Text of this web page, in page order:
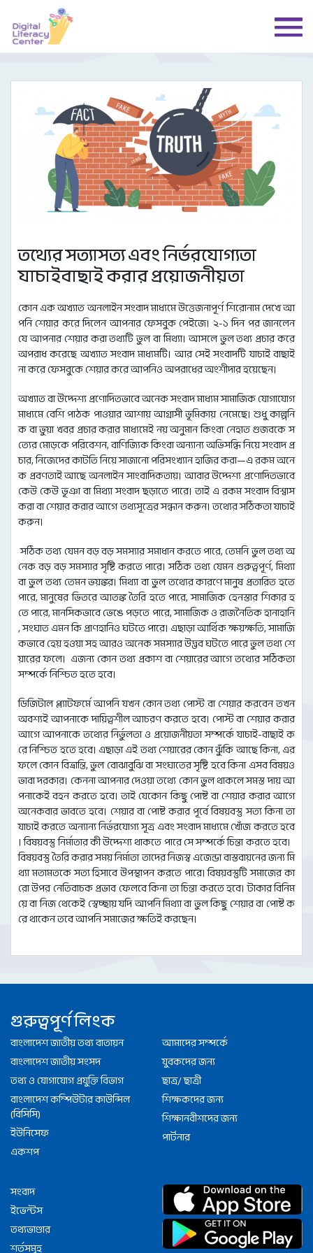
তথ্যের সত্যাসত্য এবং নির্ভরযোগ্যতা
যাচাইবাছাই করার প্রয়োজনীয়তা
কোন এক অখ্যাত অনলাইন সংবাদ মাধ্যমে উত্তেজনাপূর্ণ শিরোনাম দেখে আ
পনি শেয়ার করে দিলেন আপনার ফেসবুক পেইজে। ২-১ দিন পর জানলেন
যে আপনার শেয়ার করা তথ্যটি ভুল বা মিথ্যা। আসলে ভুল তথ্য প্রচার করে
অপরাধ করেছে অখ্যাত সংবাদ মাধ্যমটি। আর সেই সংবাদটি যাচাই বাছাই
না করে ফেসবুকে শেয়ার করে আপনিও অপরাধের অংশীদার হয়েছেন।
অখ্যাত বা উদ্দেশ্য প্রণোদিতভাবে অনেক সংবাদ মাধ্যম সামাজিক যোগাযোগ
মাধ্যমে বেশি পাঠক পাওয়ার আশায় আগ্রাসী ভূমিকায় নেমেছে। শুধু কাল্পনি
ক বা ভুয়া খবর প্রচার করার মাধ্যমেই নয় অনুমান কিংবা নেহাত গুজবকে স
ত্যের মোড়কে পরিবেশন, বাণিজ্যিক কিংবা অন্যান্য অভিসন্ধি নিয়ে সংবাদ প্র
চার, নিজেদের কাটতি নিয়ে সাজানো পরিসংখ্যান হাজির করা—এ রকম অনে
ক প্রবণতাই আছে অনলাইন সাংবাদিকতায়। আবার উদ্দেশ্য প্রণোদিতভাবে
কেউ কেউ ভূঞা বা মিথ্যা সংবাদ ছড়াতে পারে। তাই এ রকম সংবাদ বিশ্বাস
করা বা শেয়ার করার আগে তথ্যসূত্রের সন্ধান করুন। তথ্যের সঠিকতা যাচাই
করুন।
সঠিক তথ্য যেমন বড় বড় সমস্যার সমাধান করতে পারে, তেমনি ভুল তথ্য অ
নেক বড় বড় সমস্যার সৃষ্টি করতে পারে। সঠিক তথ্য যেমন গুরুত্বপূর্ণ, মিথ্যা
বা ভুল তথ্য তেমন ভয়ঙ্কর। মিথ্যা বা ভুল তথ্যের কারণে মানুষ প্রতারিত হতে
পারে, মানুষের ভিতরে আতঙ্ক তৈরি হতে পারে, সামাজিক হেনস্তার শিকার হ
তে পারে, মানসিকভাবে ভেঙে পড়তে পারে, সামাজিক ও রাজনৈতিক হানাহানি
, সংঘাত এমন কি প্রাণহানিও ঘটতে পারে। এছাড়া আর্থিক ক্ষয়ক্ষতি, সামাজি
কভাবে হেয় হওয়া সহ আরও অনেক সমস্যার উদ্ভব ঘটতে পারে ভুল তথ্য শে
য়ারের ফলে। এজন্য কোন তথ্য প্রকাশ বা শেয়ারের আগে তথ্যের সঠিকতা
সম্পর্কে নিশ্চিত হতে হবে।
ডিজিটাল প্ল্যাটফর্মে আপনি যখন কোন তথ্য পোস্ট বা শেয়ার করবেন তখন
অবশ্যই আপনাকে দায়িত্বশীল আচরণ করতে হবে। পোস্ট বা শেয়ার করার
আগে আপনাকে তথ্যের নির্ভুলতা ও প্রয়োজনীয়তা সম্পর্কে যাচাই-বাছাই ক
রে নিশ্চিত হতে হবে। এছাড়া এই তথ্য শেয়ারের কোন ঝুঁকি আছে কিনা, এর
ফলে কোন বিভ্রান্তি, ভুল বোঝাবুঝি বা সংঘাতের সৃষ্টি হবে কিনা এসব বিষয়ও
ভাবা দরকার। কেননা আপনার দেওয়া তথ্যে কোন ভুল থাকলে সমস্ত দায় আ
পনাকেই বহন করতে হবে। তাই যেকোন কিছু পোষ্ট বা শেয়ার করার আগে
অনেকবার ভাবতে হবে। শেয়ার বা পোষ্ট করার পূর্বে বিষয়বস্তু সত্য কিনা তা
যাচাই করতে অন্যান্য নির্ভরযোগ্য সূত্র এবং সংবাদ মাধ্যমে খোঁজ করতে হবে
। বিষয়বস্তু নির্মাতার কী উদ্দেশ্য থাকতে পারে সে সম্পর্কে চিন্তা করতে হবে।
বিষয়বস্তু তৈরি করার সময় নির্মাতা তাদের নিজস্ব এজেন্ডা বাস্তবায়নের জন্য মি
থ্যা মতামতকে সত্য হিসাবে উপস্থাপন করতে পারে। বিষয়বস্তুটি সমাজের কা
রো উপর নেতিবাচক প্রভাব ফেলবে কিনা তা চিন্তা করতে হবে। টাকার বিনিম
য়ে বা নিজ থেকেই স্বেচ্ছায় যদি আপনি মিথ্যা বা ভুল কিছু শেয়ার বা পোষ্ট ক
রে থাকেন তবে আপনি সমাজের ক্ষতিই করছেন।
গুরুত্বপূর্ণ লিংক
বাংলাদেশ জাতীয় তথ্য বাতায়ন
বাংলাদেশ জাতীয় সংসদ
তথ্য ও যোগাযোগ প্রযুক্তি বিভাগ
বাংলাদেশ কম্পিউটার কাউন্সিল
(বিসিসি)
ইউনিসেফ
একশপ
আমাদের সম্পর্কে
যুবকদের জন্য
ছাত্র/ ছাত্রী
শিক্ষকদের জন্য
শিক্ষানবীশদের জন্য
পার্টনার
সংবাদ
ইভেন্টস
তথ্যভাণ্ডার
শর্তসমূহ